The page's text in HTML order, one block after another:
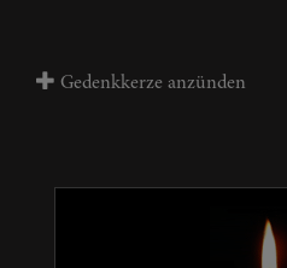
Gedenkkerze anzünden